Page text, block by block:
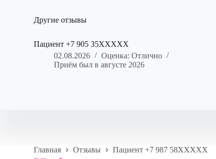
Другие отзывы
Пациент +7 905 35XXXXX
02.08.2026
Оценка: Отлично
Приём был в августе 2026
Главная Отзывы Пациент +7 987 58XXXXX